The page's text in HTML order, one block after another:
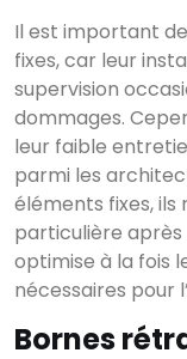
Il est important
fixes, car leur
supervision
dommages.
leur faible
parmi les
éléments fixes,
particulière après
optimise à la fois
nécessaires pour
Bornes